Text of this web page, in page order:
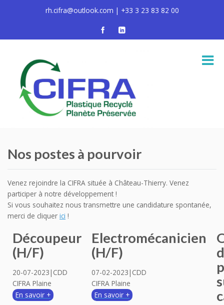
rh.cifra@outlook.com | +33 3 23 83 82 00
Nos postes à pourvoir
Venez rejoindre la CIFRA située à Château-Thierry. Venez
participer à notre développement !
Si vous souhaitez nous transmettre une candidature spontanée,
merci de cliquer ici !
Découpeur
(H/F)
20-07-2023|CDD
CIFRA Plaine
En savoir +
Electromécanicien
(H/F)
07-02-2023|CDD
CIFRA Plaine
En savoir +